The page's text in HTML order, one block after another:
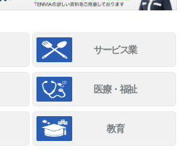
サービス業
医療・福祉
教育